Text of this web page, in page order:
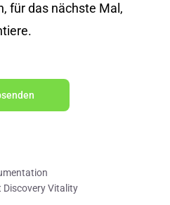
für das nächste Mal,
Discovery Vitality